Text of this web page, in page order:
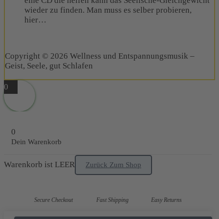
wieder zu finden. Man muss es selber probieren,
hier…
Copyright © 2026 Wellness und Entspannungsmusik –
Geist, Seele, gut Schlafen
0
0
Dein Warenkorb
Warenkorb ist LEER Zurück Zum Shop
Secure Checkout Fast Shipping Easy Returns